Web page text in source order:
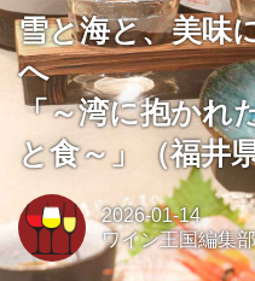
雪と海と、美味
へ
「～湾に抱かれ
と食～」（福井
2026-01-14
ワイン王国編集部